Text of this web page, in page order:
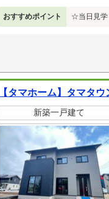
おすすめポイント ☆当日見学
【タマホーム】タマタ
新築一戸建て